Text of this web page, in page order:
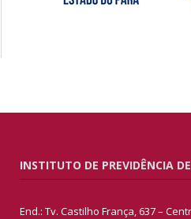
INSTITUTO DE PREVIDÊNCIA DE
End.: Tv. Castilho França, 637 –